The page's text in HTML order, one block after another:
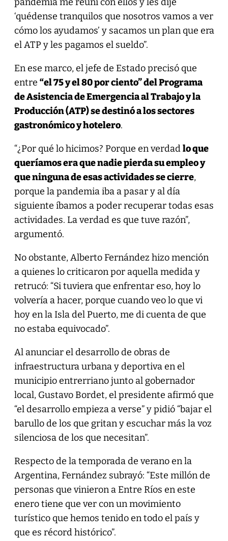
‘quédense tranquilos que nosotros vamos a ver
cómo los ayudamos’ y sacamos un plan que era
el ATP y les pagamos el sueldo”.
En ese marco, el jefe de Estado precisó que
entre “el 75 y el 80 por ciento” del Programa
de Asistencia de Emergencia al Trabajo y la
Producción (ATP) se destinó a los sectores
gastronómico y hotelero.
“¿Por qué lo hicimos? Porque en verdadlo que
queríamos era que nadie pierda su empleo y
que ninguna de esas actividades se cierre,
porque la pandemia iba a pasar y al día
siguiente íbamos a poder recuperar todas esas
actividades. La verdad es que tuve razón”,
argumentó.
No obstante, Alberto Fernández hizo mención
a quienes lo criticaron por aquella medida y
retrucó: “Si tuviera que enfrentar eso, hoy lo
volvería a hacer, porque cuando veo lo que vi
hoy en la Isla del Puerto, me di cuenta de que
no estaba equivocado”.
Al anunciar el desarrollo de obras de
infraestructura urbana y deportiva en el
municipio entrerriano junto al gobernador
local, Gustavo Bordet, el presidente afirmó que
“el desarrollo empieza a verse” y pidió “bajar el
barullo de los que gritan y escuchar más la voz
silenciosa de los que necesitan”.
Respecto de la temporada de verano en la
Argentina, Fernández subrayó: “Este millón de
personas que vinieron a Entre Ríos en este
enero tiene que ver con un movimiento
turístico que hemos tenido en todo el país y
que es récord histórico”.